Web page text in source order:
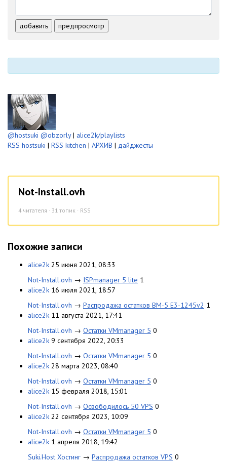
-
-
-
добавить предпросмотр
@hostsuki @obzorly| alice2k/playlists
RSS hostsuki | RSS kitchen | АРХИВ | дайджесты
Not-Install.ovh
4читателя · 31 топик · RSS
Похожие записи
alice2k 25 июня 2021, 08:33
Not-Install.ovh → ISPmanager 5 lite 1
alice2k 16 июля 2021, 18:57
Not-Install.ovh → Распродажа остатков ВМ-5 E3-1245v2 1
alice2k 11 августа 2021, 17:41
Not-Install.ovh → Остатки VMmanager 5 0
alice2k 9 сентября 2022, 20:33
Not-Install.ovh → Остатки VMmanager 5 0
alice2k 28 марта 2023, 08:40
Not-Install.ovh → Остатки VMmanager 5 0
alice2k 15 февраля 2018, 15:01
Not-Install.ovh → Освободилось 50 VPS 0
alice2k 22 сентября 2023, 10:09
Not-Install.ovh → Остатки VMmanager 5 0
alice2k 1 апреля 2018, 19:42
Suki.Host Хостинг → Распродажа остатков VPS 0